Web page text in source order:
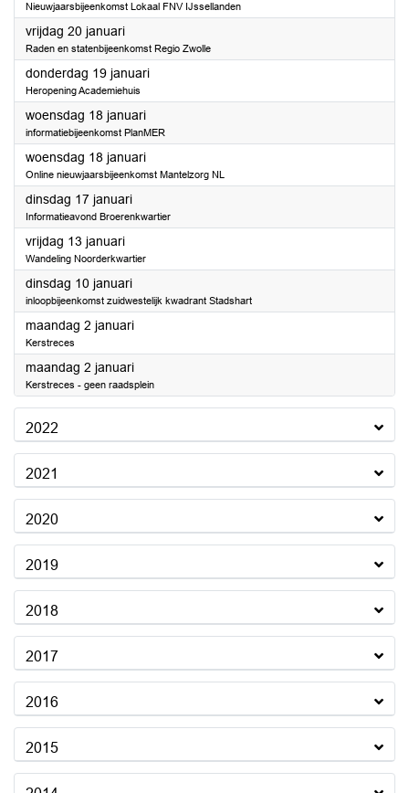
Nieuwjaarsbijeenkomst Lokaal FNV IJssellanden
vrijdag 20 januari2023
Raden en statenbijeenkomst Regio Zwolle
donderdag 19 januari2023
Heropening Academiehuis
woensdag 18 januari2023
informatiebijeenkomst PlanMER
woensdag 18 januari2023
Online nieuwjaarsbijeenkomst Mantelzorg NL
dinsdag 17 januari2023
Informatieavond Broerenkwartier
vrijdag 13 januari2023
Wandeling Noorderkwartier
dinsdag 10 januari2023
inloopbijeenkomst zuidwestelijk kwadrant Stadshart
maandag 2 januari2023
Kerstreces
maandag 2 januari2023
Kerstreces - geen raadsplein
2022
2021
2020
2019
2018
2017
2016
2015